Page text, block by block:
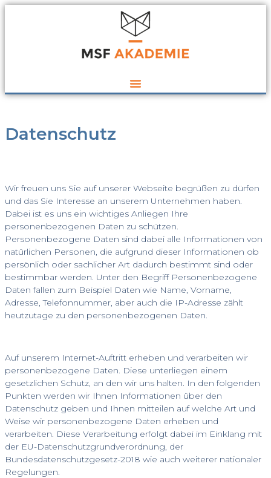
Datenschutz
Wir freuen uns Sie auf unserer Webseite begrüßen zu dürfen
und das Sie Interesse an unserem Unternehmen haben.
Dabei ist es uns ein wichtiges Anliegen Ihre
personenbezogenen Daten zu schützen.
Personenbezogene Daten sind dabei alle Informationen von
natürlichen Personen, die aufgrund dieser Informationen ob
persönlich oder sachlicher Art dadurch bestimmt sind oder
bestimmbar werden. Unter den Begriff Personenbezogene
Daten fallen zum Beispiel Daten wie Name, Vorname,
Adresse, Telefonnummer, aber auch die IP-Adresse zählt
heutzutage zu den personenbezogenen Daten.
Auf unserem Internet-Auftritt erheben und verarbeiten wir
personenbezogene Daten. Diese unterliegen einem
gesetzlichen Schutz, an den wir uns halten. In den folgenden
Punkten werden wir Ihnen Informationen über den
Datenschutz geben und Ihnen mitteilen auf welche Art und
Weise wir personenbezogene Daten erheben und
verarbeiten. Diese Verarbeitung erfolgt dabei im Einklang mit
der EU-Datenschutzgrundverordnung, der
Bundesdatenschutzgesetz-2018 wie auch weiterer nationaler
Regelungen.